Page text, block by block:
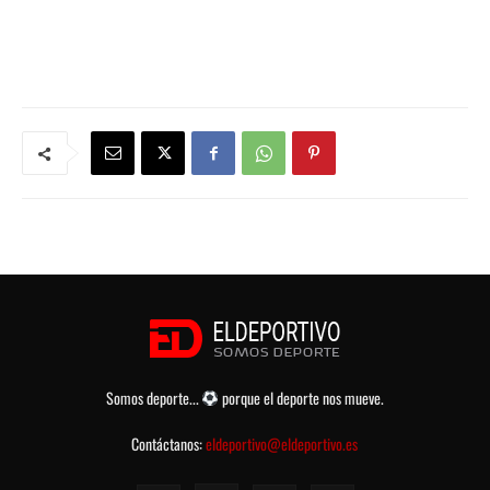
Somos deporte...
porque el deporte nos mueve.
Contáctanos:eldeportivo@eldeportivo.es